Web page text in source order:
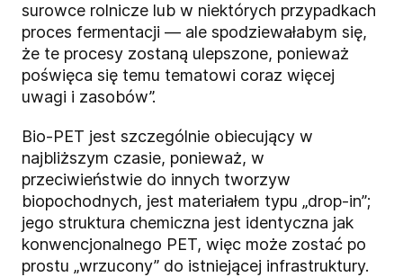
surowce rolnicze lub w niektórych przypadkach
proces fermentacji — ale spodziewałabym się,
że te procesy zostaną ulepszone, ponieważ
poświęca się temu tematowi coraz więcej
uwagi i zasobów”.
Bio-PET jest szczególnie obiecujący w
najbliższym czasie, ponieważ, w
przeciwieństwie do innych tworzyw
biopochodnych, jest materiałem typu „drop-in”;
jego struktura chemiczna jest identyczna jak
konwencjonalnego PET, więc może zostać po
prostu „wrzucony” do istniejącej infrastruktury.